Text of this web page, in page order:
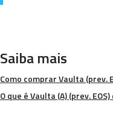
Saiba mais
Como comprar Vaulta (prev.
O que é Vaulta (A) (prev.